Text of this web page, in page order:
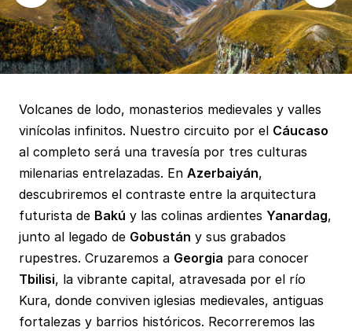
Volcanes de lodo, monasterios medievales y valles
vinícolas infinitos. Nuestro circuito por el Cáucaso
al completo será una travesía por tres culturas
milenarias entrelazadas. En Azerbaiyán,
descubriremos el contraste entre la arquitectura
futurista de Bakú y las colinas ardientes Yanardag,
junto al legado de Gobustán y sus grabados
rupestres. Cruzaremos a Georgia para conocer
Tbilisi, la vibrante capital, atravesada por el río
Kura, donde conviven iglesias medievales, antiguas
fortalezas y barrios históricos. Recorreremos las